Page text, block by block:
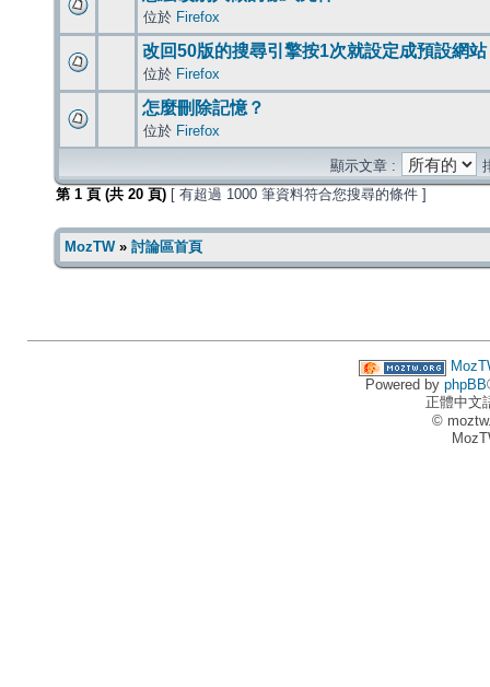
位於 Firefox
改回50版的搜尋引擎按1次就設定成預設網站
位於 Firefox
怎麼刪除記憶？
位於 Firefox
顯示文章 :
第 1 頁 (共 20 頁) [ 有超過 1000 筆資料符合您搜尋的條件 ]
MozTW» 討論區首頁
Powered by phpBB
正體中文
©